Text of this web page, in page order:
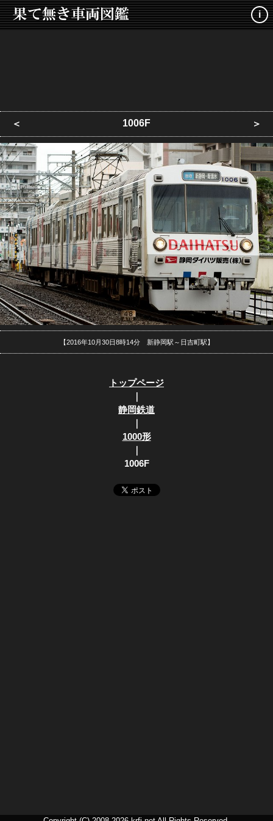
i
＜ 1006F ＞
【2016年10月30日8時14分 新静岡駅～日吉町駅】
トップページ
｜
静岡鉄道
｜
1000形
｜
1006F